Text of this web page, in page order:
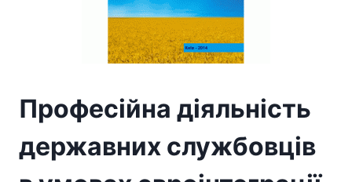
Професійна діяльність
державних службовців